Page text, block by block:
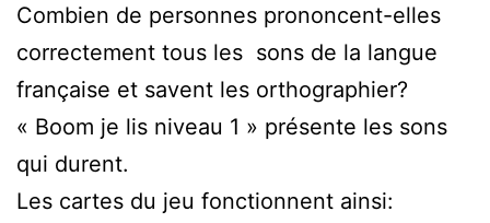
Combien de personnes prononcent-elles
correctement tous les sons de la langue
française et savent les orthographier?
« Boom je lis niveau 1 » présente les sons
qui durent.
Les cartes du jeu fonctionnent ainsi: